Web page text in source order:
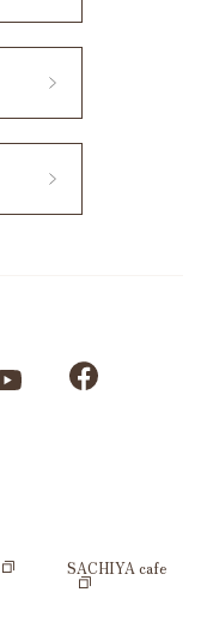
SACHIYA cafe